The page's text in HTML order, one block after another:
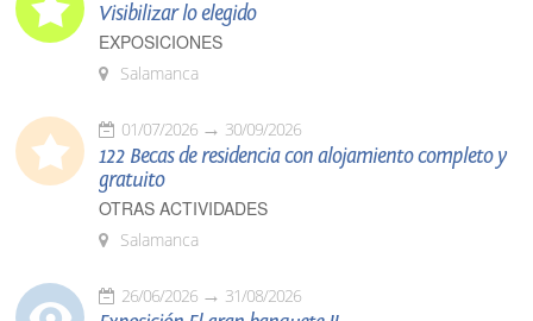
Visibilizar lo elegido
EXPOSICIONES
Salamanca
01/07/2026 30/09/2026
122 Becas de residencia con alojamiento completo y
gratuito
OTRAS ACTIVIDADES
Salamanca
26/06/2026 31/08/2026